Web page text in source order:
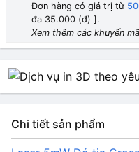
Đơn hàng có giá trị từ
đa 35.000 (đ) ].
Xem thêm các khuyến
Chi tiết sản phẩm